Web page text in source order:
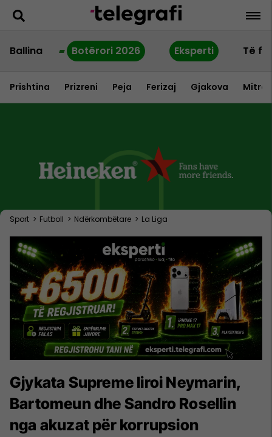
Ballina Botërori 2026 Eksperti Të
Prishtina Prizreni Peja Ferizaj Gjakova
Sport > Futboll > Ndërkombëtare > La Liga
Gjykata Supreme liroi Neymarin,
Bartomeun dhe Sandro Rosellin
nga akuzat për korrupsion